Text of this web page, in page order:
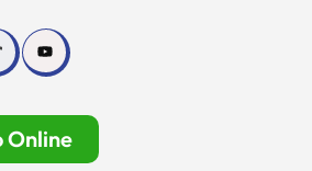
Online